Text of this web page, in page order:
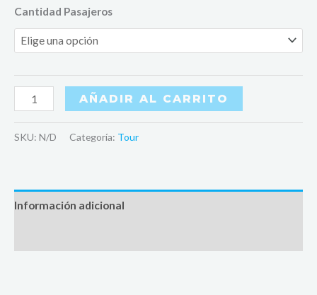
Cantidad Pasajeros
AÑADIR AL CARRITO
SKU: N/D Categoría: Tour
Información adicional